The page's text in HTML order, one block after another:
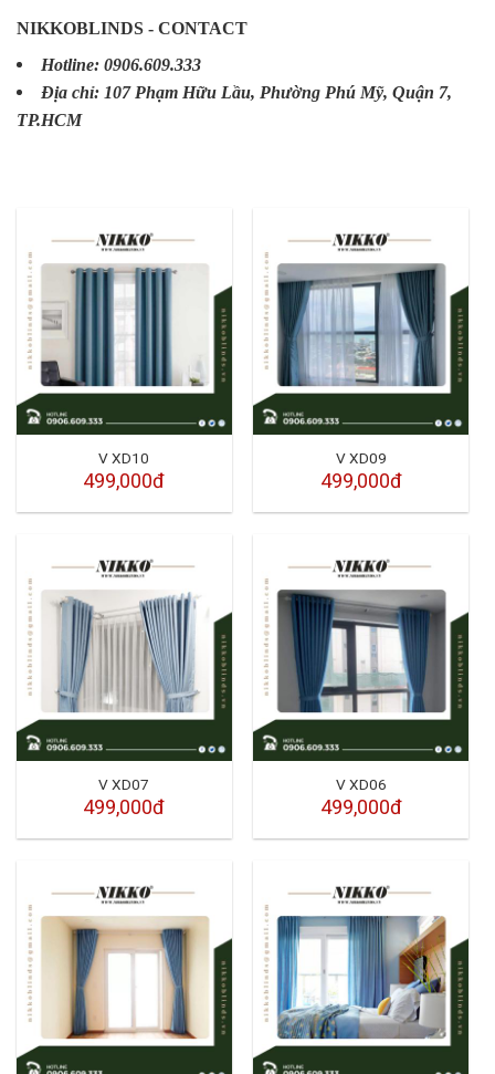
NIKKOBLINDS - CONTACT
Hotline: 0906.609.333
Địa chỉ: 107 Phạm Hữu Lầu, Phường Phú Mỹ, Quận 7,
TP.HCM
V XD10
499,000đ
V XD09
499,000đ
V XD07
499,000đ
V XD06
499,000đ